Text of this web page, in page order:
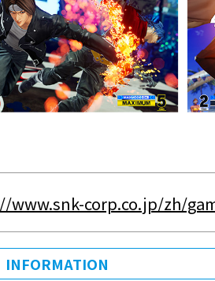
www.snk-corp.co.jp/zh/
INFORMATION